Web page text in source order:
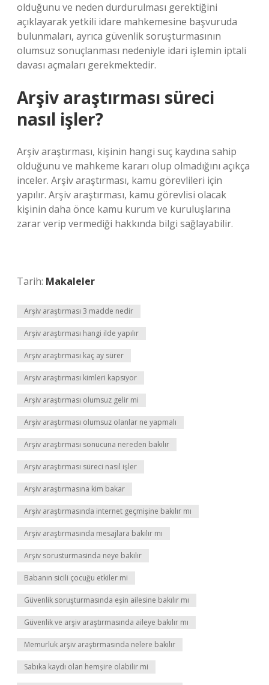
olduğunu ve neden durdurulması gerektiğini
açıklayarak yetkili idare mahkemesine başvuruda
bulunmaları, ayrıca güvenlik soruşturmasının
olumsuz sonuçlanması nedeniyle idari işlemin iptali
davası açmaları gerekmektedir.
Arşiv araştırması süreci
nasıl işler?
Arşiv araştırması, kişinin hangi suç kaydına sahip
olduğunu ve mahkeme kararı olup olmadığını açıkça
inceler. Arşiv araştırması, kamu görevlileri için
yapılır. Arşiv araştırması, kamu görevlisi olacak
kişinin daha önce kamu kurum ve kuruluşlarına
zarar verip vermediği hakkında bilgi sağlayabilir.
Tarih: Makaleler
Arşiv araştırması 3 madde nedir
Arşiv araştırması hangi ilde yapılır
Arşiv araştırması kaç ay sürer
Arşiv araştırması kimleri kapsıyor
Arşiv araştırması olumsuz gelir mi
Arşiv araştırması olumsuz olanlar ne yapmalı
Arşiv araştırması sonucuna nereden bakılır
Arşiv araştırması süreci nasıl işler
Arşiv araştırmasına kim bakar
Arşiv araştırmasında internet geçmişine bakılır mı
Arşiv araştırmasında mesajlara bakılır mı
Arşiv sorusturmasinda neye bakılır
Babanın sicili çocuğu etkiler mi
Güvenlik soruşturmasında eşin ailesine bakılır mı
Güvenlik ve arşiv araştırmasında aileye bakılır mı
Memurluk arşiv araştırmasında nelere bakılır
Sabıka kaydı olan hemşire olabilir mi